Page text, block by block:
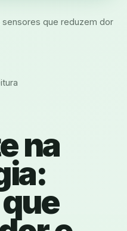
que reduzem dor
na